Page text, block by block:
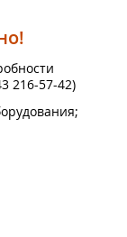
216-57-42)